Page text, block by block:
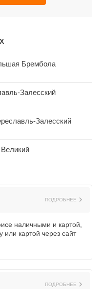
Брембола
Залесский
Залесский
Великий
ПОДРОБНЕЕ
наличными и картой,
или картой через сайт
ПОДРОБНЕЕ